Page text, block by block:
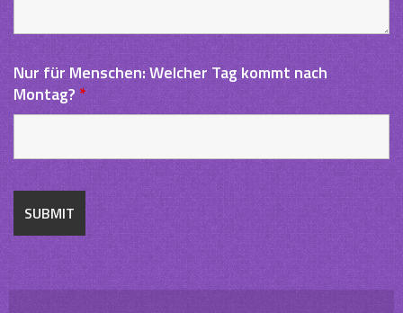
Nur für Menschen: Welcher Tag kommt nach
Montag? *